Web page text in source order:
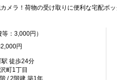
：3,000円）
円
駅 徒歩24分
町1丁目
/ 2階建 築1年